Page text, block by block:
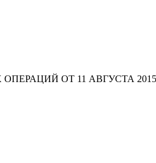
ОТ 11 АВГУСТА